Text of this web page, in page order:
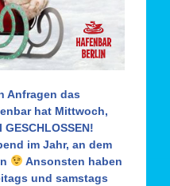
Anfragen das
hat Mittwoch,
GESCHLOSSEN!
im Jahr, an dem
Ansonsten haben
und samstags